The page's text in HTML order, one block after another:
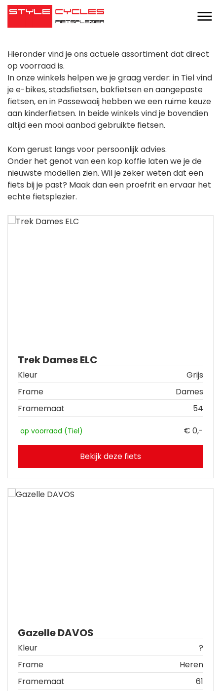
Hieronder vind je ons actuele assortiment dat direct
op voorraad is.
In onze winkels helpen we je graag verder: in Tiel vind
je e-bikes, stadsfietsen, bakfietsen en aangepaste
fietsen, en in Passewaaij hebben we een ruime keuze
aan kinderfietsen. In beide winkels vind je bovendien
altijd een mooi aanbod gebruikte fietsen.
Kom gerust langs voor persoonlijk advies.
Onder het genot van een kop koffie laten we je de
nieuwste modellen zien. Wil je zeker weten dat een
fiets bij je past? Maak dan een proefrit en ervaar het
echte fietsplezier.
Trek Dames ELC
Kleur
Grijs
Frame
Dames
Framemaat
54
op voorraad (Tiel) € 0,-
Bekijk deze fiets
Gazelle DAVOS
Kleur
?
Frame
Heren
Framemaat
61